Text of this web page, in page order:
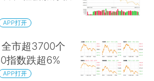
APP打开
全市超3700个
指数跌超6%
APP打开